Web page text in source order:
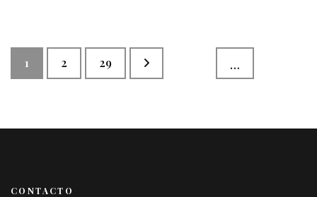
Paginación
de
Página
1 Página
2 …
Página
29
CONTACTO